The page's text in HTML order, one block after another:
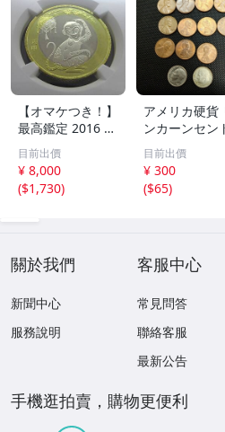
【オマケつき！】
最高鑑定 2016 中
国 10元 申年 猿
バイメタル NGC
MS69PL プルーフ
ライク 初期発行
目前出價
¥ 8,000
($1,730)
アメリカ硬貨
ンカーンセン
他13枚セット
国コイン 古銭
レクション
目前出價
¥ 300
($65)
關於我們
新聞中心
服務說明
客服中心
常見問答
聯絡客服
最新公告
手機逛拍賣，購物更便利